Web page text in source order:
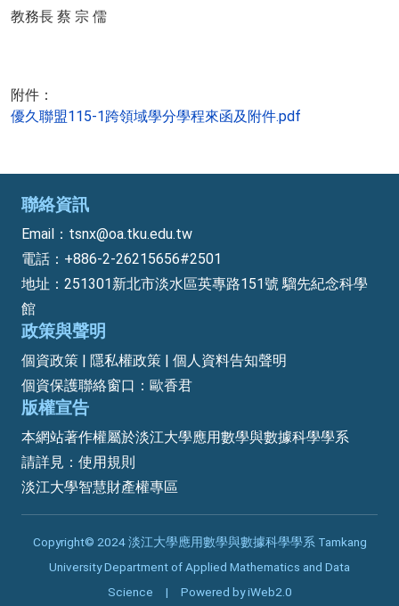
教務長 蔡 宗 儒
附件：
優久聯盟115-1跨領域學分學程來函及附件.pdf
聯絡資訊
Email：tsnx@oa.tku.edu.tw
電話：+886-2-26215656#2501
地址：251301新北市淡水區英專路151號 騮先紀念科學
館
政策與聲明
個資政策 | 隱私權政策 | 個人資料告知聲明
個資保護聯絡窗口：歐香君
版權宣告
本網站著作權屬於淡江大學應用數學與數據科學學系
請詳見： 使用規則
淡江大學智慧財產權專區
Copyright© 2024 淡江大學應用數學與數據科學學系 Tamkang
University Department of Applied Mathematics and Data
Science | Powered by iWeb2.0